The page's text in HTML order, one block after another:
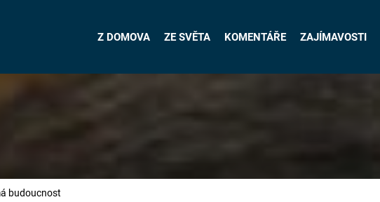
Z DOMOVA ZE SVĚTA KOMENTÁŘE ZAJÍMAVOSTI
budoucnost